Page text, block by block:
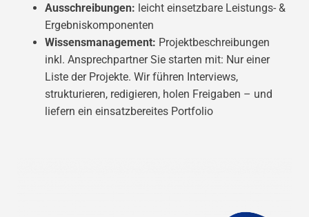
Ausschreibungen: leicht einsetzbare Leistungs‑ &
Ergebniskomponenten
Wissensmanagement: Projektbeschreibungen
inkl. Ansprechpartner Sie starten mit: Nur einer
Liste der Projekte. Wir führen Interviews,
strukturieren, redigieren, holen Freigaben – und
liefern ein einsatzbereites Portfolio